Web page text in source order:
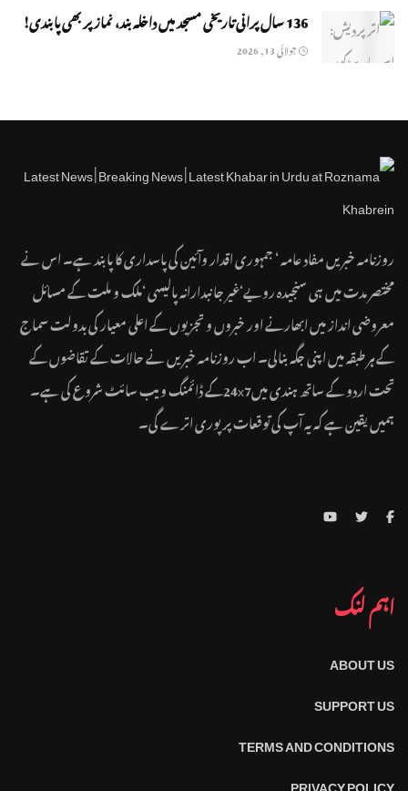
136 سال پرانی تاریخی مسجد میں داخلہ بند، نماز پر بھی پابندی!
جولائی 13, 2026
روزنامہ خبریں مفاد عامہ ‘ جمہوری اقدار وآئین کی پاسداری کا پابند ہے۔ اس نے
مختصر مدت میں ہی سنجیدہ رویے‘غیر جانبدارانہ پالیسی ‘ملک و ملت کے مسائل
معروضی انداز میں ابھارنے اور خبروں و تجزیوں کے اعلی معیار کی بدولت سماج
کے ہر طبقہ میں اپنی جگہ بنالی۔ اب روزنامہ خبریں نے حالات کے تقاضوں کے
تحت اردو کے ساتھ ہندی میں24x7کے ڈائمنگ ویب سائٹ شروع کی ہے۔
ہمیں یقین ہے کہ یہ آپ کی توقعات پر پوری اترے گی۔
اہم لنک
ABOUT US
SUPPORT US
TERMS AND CONDITIONS
PRIVACY POLICY